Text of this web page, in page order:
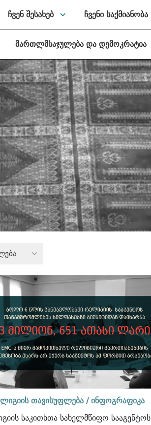
ჩვენ შესახებ ჩვენი საქმიანობა
მართლმსაჯულება და დემოკრატია
თავისუფლება / ინფოგრაფიკა
საკითხთა სახელმწიფო სააგენტოს